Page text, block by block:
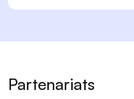
Partenariats